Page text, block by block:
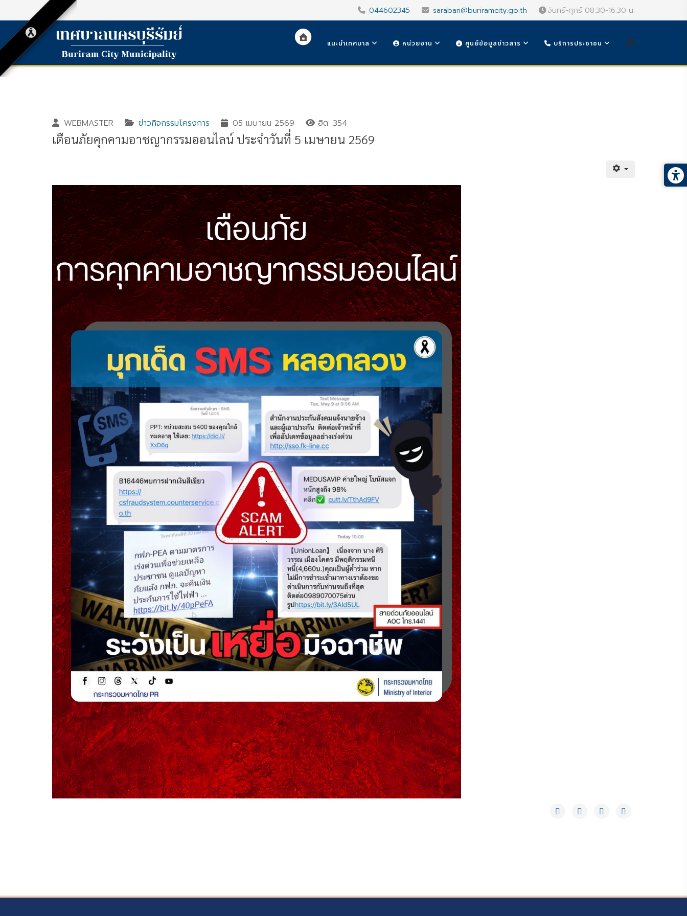
044602345 saraban@buriramcity.go.th จันทร์-ศุกร์ 08.30-16.30 น.
แนะนำเทศบาล หน่วยงาน ศูนย์ข้อมูลข่าวสาร บริการประชาชน
WEBMASTER ข่าวกิจกรรมโครงการ 05 เมษายน 2569 ฮิต: 354
เตือนภัยคุกคามอาชญากรรมออนไลน์ ประจำวันที่ 5 เมษายน 2569